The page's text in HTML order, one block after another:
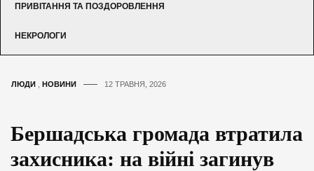
ПРИВІТАННЯ ТА ПОЗДОРОВЛЕННЯ
НЕКРОЛОГИ
ЛЮДИ НОВИНИ 12 ТРАВНЯ, 2026
Бершадська громада втратила
захисника: на війні загинув